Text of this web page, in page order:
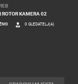
ROTOR KAMERA 02
0 GLEDATELJ(A)